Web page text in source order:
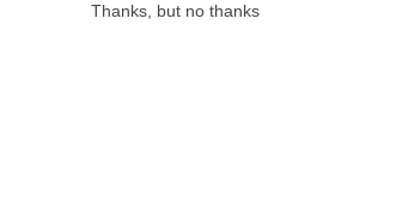
Thanks, but no thanks